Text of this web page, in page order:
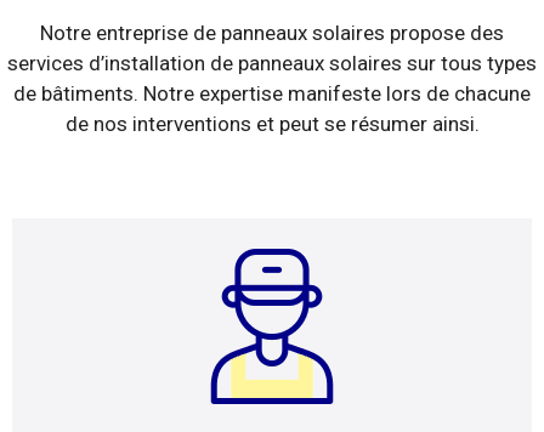
Notre entreprise de panneaux solaires propose des
services d’installation de panneaux solaires sur tous types
de bâtiments. Notre expertise manifeste lors de chacune
de nos interventions et peut se résumer ainsi.